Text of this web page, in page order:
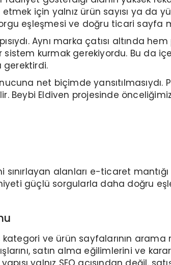
için yalnız ürün sayısı ya da
eşleşmesi ve doğru ticari sayfa
Aynı marka çatısı altında
sistem kurmak gerekiyordu. Bu da
gerektirdi.
net biçimde yansıtılmasıydı.
Beybi Eldiven projesinde
alanları e-ticaret
güçlü sorgularla daha doğru
ve ürün sayfalarının
satın alma eğilimlerini ve